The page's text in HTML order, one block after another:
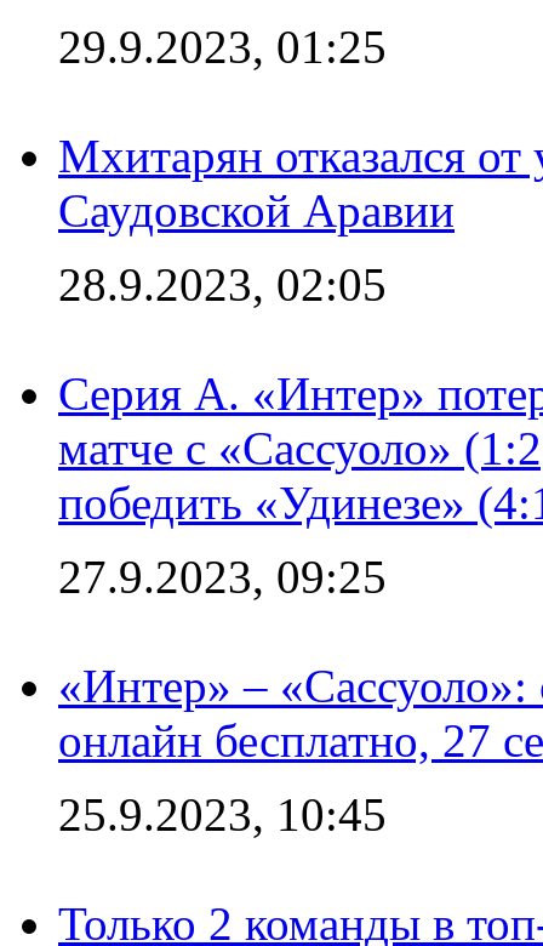
29.9.2023, 01:25
Мхитарян отказался от
Саудовской Аравии
28.9.2023, 02:05
Серия А. «Интер»
матче с «Сассуоло»
победить «Удинезе»
27.9.2023, 09:25
«Интер» –
онлайн бесплатно, 27
25.9.2023, 10:45
Только 2 команды в